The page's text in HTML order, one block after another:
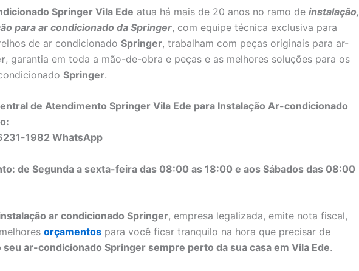
Springer Vila Ede atua há mais de 20 anos no ramo de instalação,
para ar condicionado da Springer, com equipe técnica exclusiva para
de ar condicionado Springer, trabalham com peças originais para ar-
, garantia em toda a mão-de-obra e peças e as melhores soluções para os
Springer.
de Atendimento Springer Vila Ede para Instalação Ar-condicionado
1982 WhatsApp
de Segunda a sexta-feira das 08:00 as 18:00 e aos Sábados das 08:00
ar condicionado Springer, empresa legalizada, emite nota fiscal,
orçamentos para você ficar tranquilo na hora que precisar de
seu ar-condicionado Springer sempre perto da sua casa em Vila Ede.